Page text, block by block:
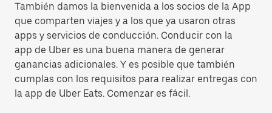
También damos la bienvenida a los socios de la App
que comparten viajes y a los que ya usaron otras
apps y servicios de conducción. Conducir con la
app de Uber es una buena manera de generar
ganancias adicionales. Y es posible que también
cumplas con los requisitos para realizar entregas con
la app de Uber Eats. Comenzar es fácil.